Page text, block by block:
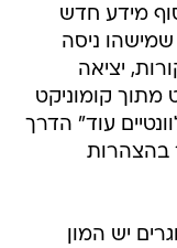
מידע חדש
ניסה
יציאה
מתוך קומוניקט
עוד" הדרך
בהצהרות
יש המון